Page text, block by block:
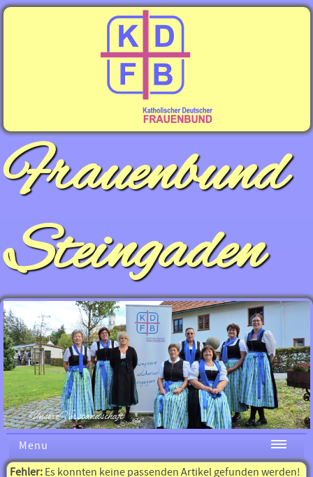
Frauenbund
Steingaden
Unsere Vorstandschaft
Menu
Fehler: Es konnten keine passenden Artikel gefunden werden!